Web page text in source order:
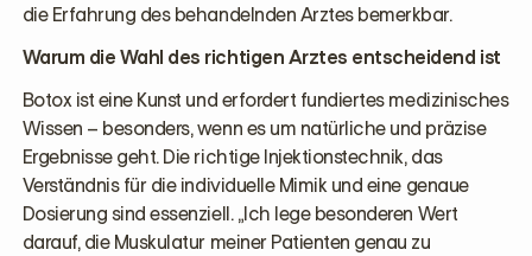
die Erfahrung des behandelnden Arztes bemerkbar.
Warum die Wahl des richtigen Arztes entscheidend ist
Botox ist eine Kunst und erfordert fundiertes medizinisches
Wissen – besonders, wenn es um natürliche und präzise
Ergebnisse geht. Die richtige Injektionstechnik, das
Verständnis für die individuelle Mimik und eine genaue
Dosierung sind essenziell. „Ich lege besonderen Wert
darauf, die Muskulatur meiner Patienten genau zu